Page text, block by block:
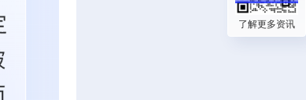
了解更多资讯